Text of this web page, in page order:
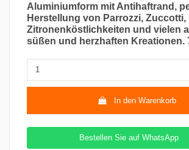
Aluminiumform mit Antihaftrand,
Herstellung von Parrozzi, Zuccotti,
Zitronenköstlichkeiten und vielen
süßen und herzhaften Kreationen.
In den Warenkorb
Bestellen Sie auf WhatsApp